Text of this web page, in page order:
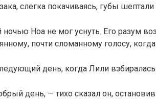
слегка покачиваясь, губы
ночью Ноа не мог уснуть. Его разум
почти сломанному голосу,
день, когда Лили
день, — тихо сказал он,